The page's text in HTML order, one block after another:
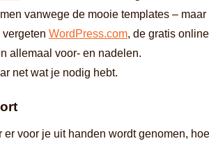
vanwege de mooie templates –
vergeten WordPress.com, de gratis
allemaal voor- en nadelen.
net wat je nodig hebt.
er voor je uit handen wordt genomen,